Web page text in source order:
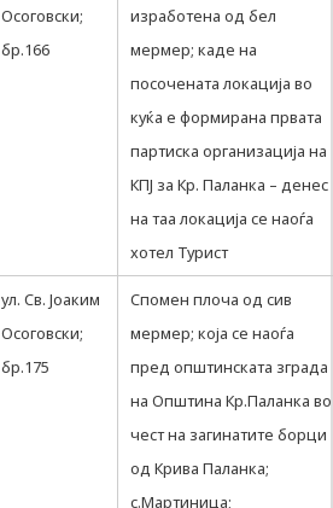
Осоговски;
бр.166
изработена од бел
мермер; каде на
посочената локација во
куќа е формирана првата
партиска организација на
КПЈ за Кр. Паланка – денес
на таа локација се наоѓа
хотел Турист
ул. Св. Јоаким
Осоговски;
бр.175
Спомен плоча од сив
мермер; која се наоѓа
пред општинската зграда
на Општина Кр.Паланка во
чест на загинатите борци
од Крива Паланка;
с.Мартиница;
страница. Без
овие колачиња,
услугите кои сте
ги побарале нема
да може да Ви
испорачани.
Овие колачиња
бидат избришани
од Вашиот уред
со прекинување
на тековната
затворање на
прелистувачот.
може да се
користат за
Вашите
претходни